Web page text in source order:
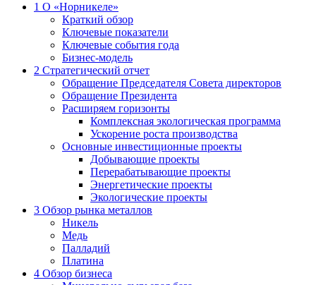
1 О «Норникеле»
Краткий обзор
Ключевые показатели
Ключевые события года
Бизнес-модель
2 Стратегический отчет
Обращение Председателя Совета директоров
Обращение Президента
Расширяем горизонты
Комплексная экологическая программа
Ускорение роста производства
Основные инвестиционные проекты
Добывающие проекты
Перерабатывающие проекты
Энергетические проекты
Экологические проекты
3 Обзор рынка металлов
Никель
Медь
Палладий
Платина
4 Обзор бизнеса